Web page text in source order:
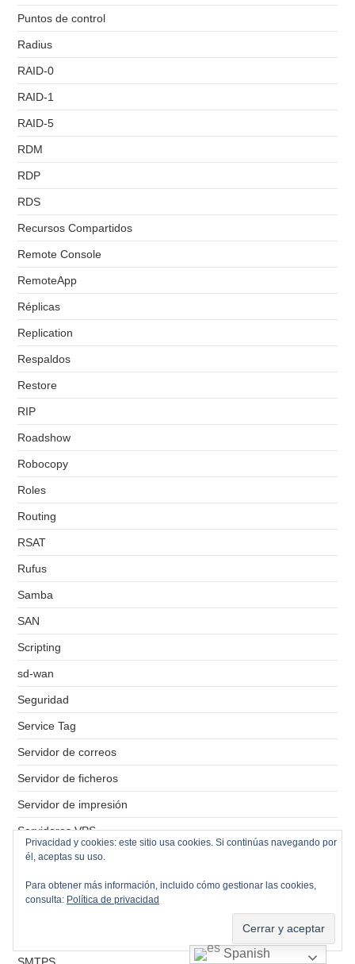
Puntos de control
Radius
RAID-0
RAID-1
RAID-5
RDM
RDP
RDS
Recursos Compartidos
Remote Console
RemoteApp
Réplicas
Replication
Respaldos
Restore
RIP
Roadshow
Robocopy
Roles
Routing
RSAT
Rufus
Samba
SAN
Scripting
sd-wan
Seguridad
Service Tag
Servidor de correos
Servidor de ficheros
Servidor de impresión
Servidores VPS
Simbolo del sistema
Sistemas Operativos
Spanish
Privacidad y cookies: este sitio usa cookies. Si continúas navegando por
él, aceptas su uso.
Para obtener más información, incluido cómo gestionar las cookies,
consulta: Política de privacidad